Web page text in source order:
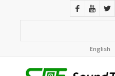
English